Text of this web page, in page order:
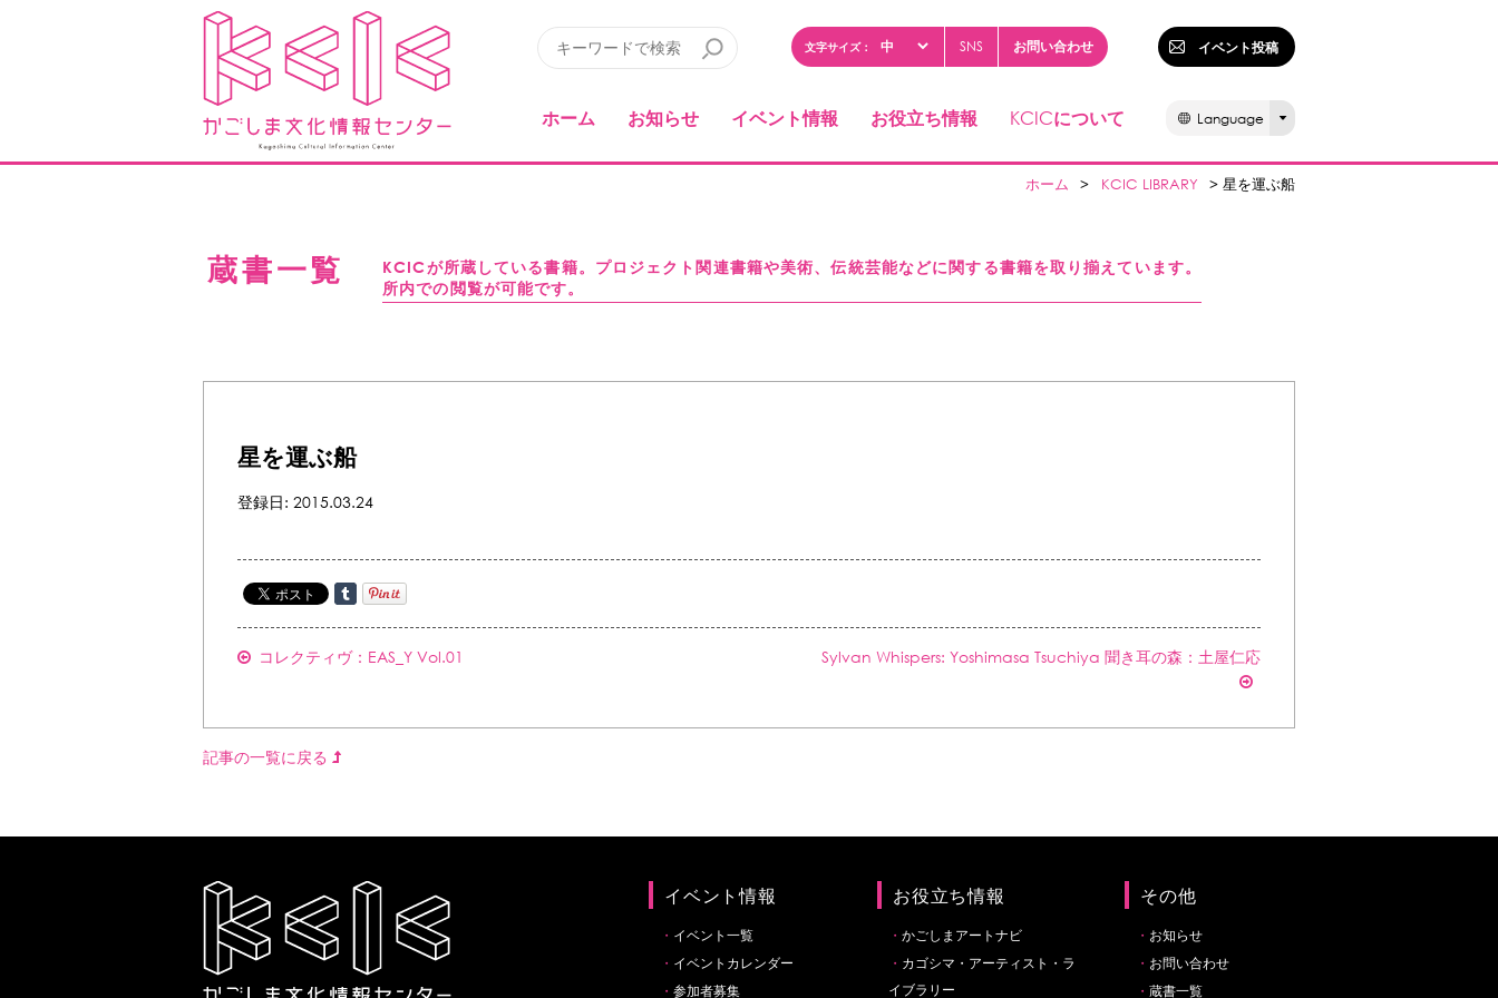
文字サイズ： SNS お問い合わせ イベント投稿
ホーム お知らせ イベント情報 お役立ち情報 KCICについて Language
ホーム > KCIC LIBRARY > 星を運ぶ船
蔵書一覧
KCICが所蔵している書籍。プロジェクト関連書籍や美術、伝統芸能などに関する書籍を取り揃えています。
所内での閲覧が可能です。
星を運ぶ船
登録日: 2015.03.24
コレクティヴ：EAS_Y Vol.01 Sylvan Whispers: Yoshimasa Tsuchiya 聞き耳の森：土屋仁応
記事の一覧に戻る
イベント情報
イベント一覧
イベントカレンダー
参加者募集
お役立ち情報
かごしまアートナビ
カゴシマ・アーティスト・ラ
イブラリー
その他
お知らせ
お問い合わせ
蔵書一覧